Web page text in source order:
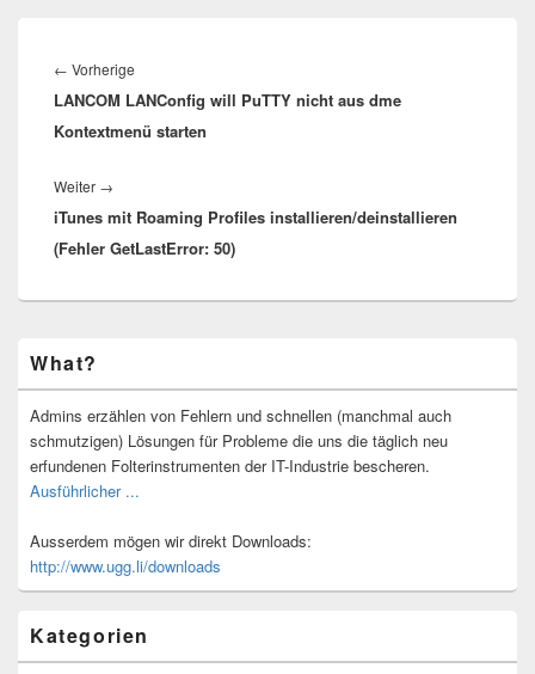
← Vorherige
Beitrag:
LANCOM LANConfig will PuTTY nicht aus dme
Kontextmenü starten
Weiter →
Beitrag:
iTunes mit Roaming Profiles installieren/deinstallieren
(Fehler GetLastError: 50)
Seitenleisten-
Widgetbereich
What?
Admins erzählen von Fehlern und schnellen (manchmal auch
schmutzigen) Lösungen für Probleme die uns die täglich neu
erfundenen Folterinstrumenten der IT-Industrie bescheren.
Ausführlicher ...
Ausserdem mögen wir direkt Downloads:
http://www.ugg.li/downloads
Kategorien